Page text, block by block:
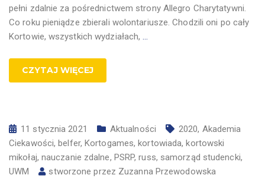
pełni zdalnie za pośrednictwem strony Allegro Charytatywni.
Co roku pieniądze zbierali wolontariusze. Chodzili oni po cały
Kortowie, wszystkich wydziałach,…
CZYTAJ WIĘCEJ
11 stycznia 2021 Aktualności 2020, Akademia
Ciekawości,belfer,Kortogames,kortowiada,kortowski
mikołaj, nauczanie zdalne, PSRP,russ, samorząd studencki,
UWM
stworzone przez Zuzanna Przewodowska